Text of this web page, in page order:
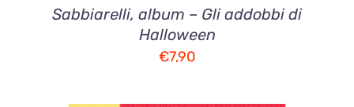
Sabbiarelli, album – Gli addobbi di
Halloween
€7,90